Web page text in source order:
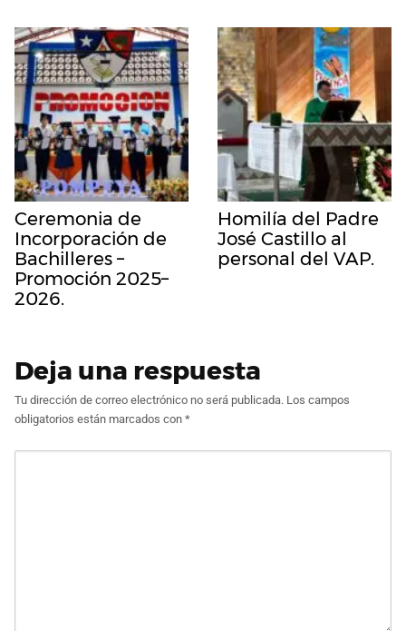
Ceremonia de
Incorporación de
Bachilleres –
Promoción 2025–
2026.
Homilía del Padre
José Castillo al
personal del VAP.
Deja una respuesta
Tu dirección de correo electrónico no será publicada. Los campos
obligatorios están marcados con *